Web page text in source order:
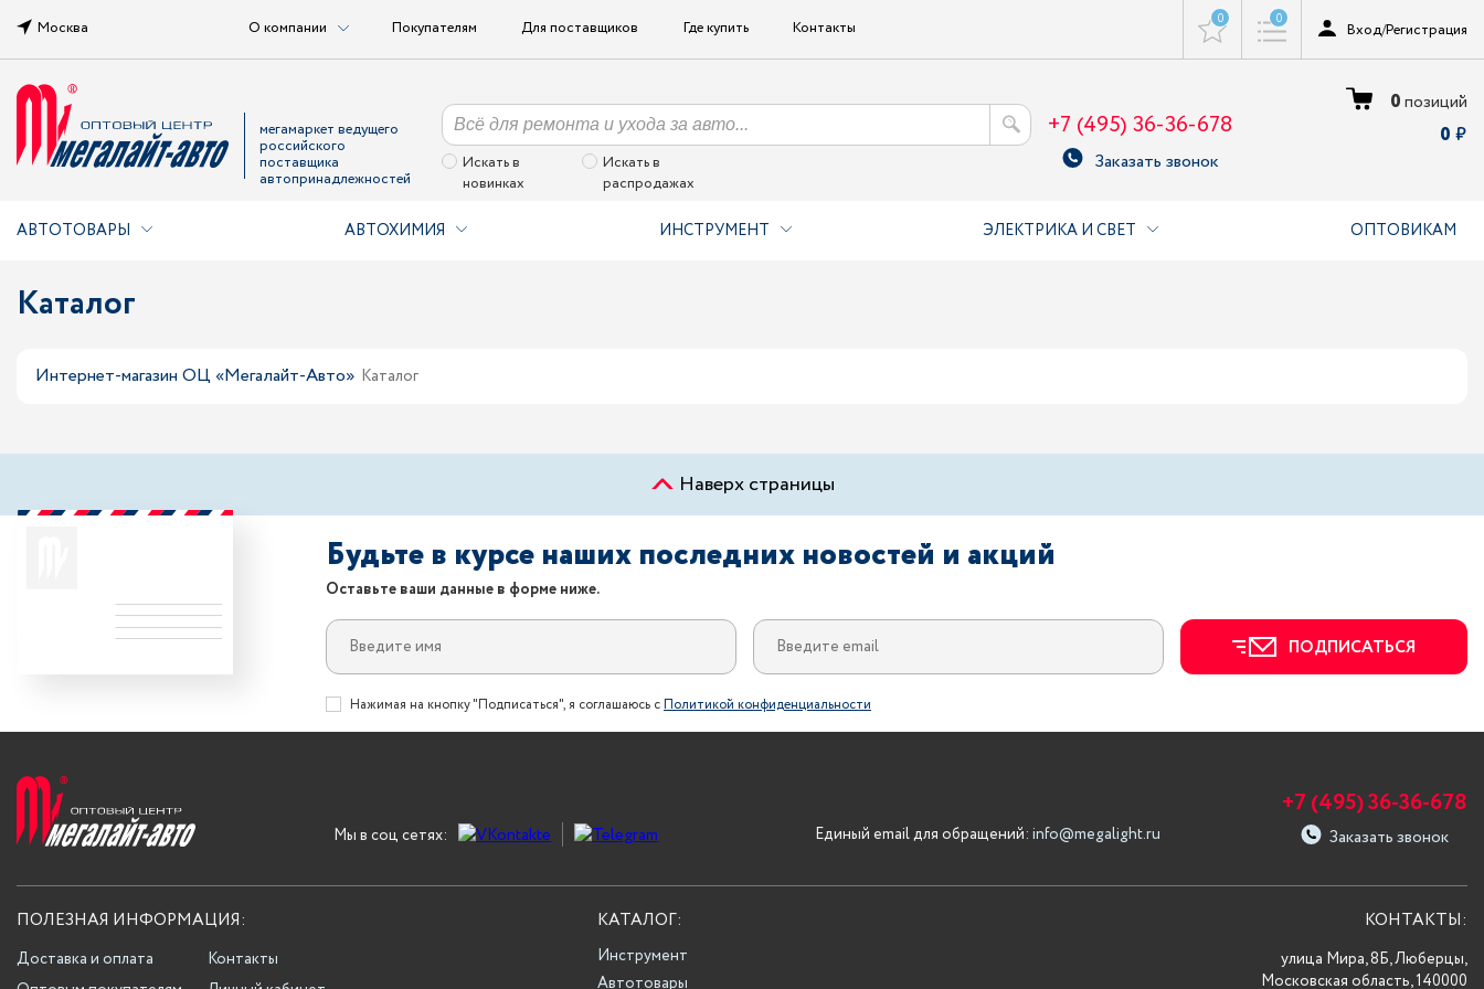
Москва О компании Покупателям Для поставщиков Где купить Контакты 0 0
Вход/Регистрация
мегамаркет ведущего
российского
поставщика
автопринадлежностей
Искать в
новинках
Искать в
распродажах
+7 (495) 36-36-678
Заказать звонок
0позиций
0
АВТОТОВАРЫ АВТОХИМИЯ ИНСТРУМЕНТ ЭЛЕКТРИКА И СВЕТ ОПТОВИКАМ
Каталог
Интернет-магазин ОЦ «Мегалайт-Авто» Каталог
Наверх страницы
Будьте в курсе наших последних новостей и акций
Оставьте ваши данные в форме ниже.
ПОДПИСАТЬСЯ
Нажимая на кнопку "Подписаться", я соглашаюсь сПолитикой конфиденциальности
Мы в соц сетях: Единый email для обращений: info@megalight.ru
+7 (495) 36-36-678
Заказать звонок
ПОЛЕЗНАЯ ИНФОРМАЦИЯ:
Доставка и оплата
Контакты
КАТАЛОГ:
Инструмент
Автотовары
КОНТАКТЫ:
улица Мира, 8Б, Люберцы,
Московская область, 140000